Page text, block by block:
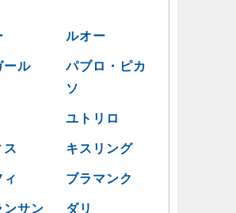
ルオー
ール
パブロ・ピカ
ソ
ユトリロ
ス キスリング
ィ ブラマンク
ンサン ダリ